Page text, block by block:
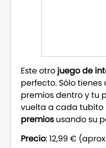
Este otro juego de
perfecto. Sólo
premios dentro y tu
vuelta a cada
premiosusando su
Precio: 12,99 €